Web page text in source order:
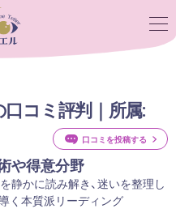
コミ評判｜所属:
や得意分野
静かに読み解き、迷いを整理し
く本質派リーディング
口コミを投稿する